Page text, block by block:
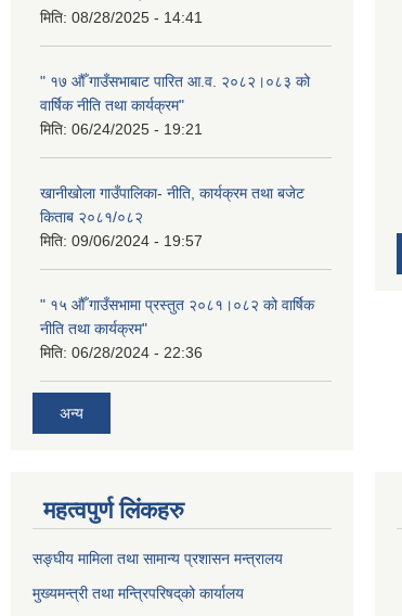
मिति: 08/28/2025 - 14:41
" १७ औँ गाउँसभाबाट पारित आ.व. २०८२।०८३ को
वार्षिक नीति तथा कार्यक्रम"
मिति: 06/24/2025 - 19:21
खानीखोला गाउँपालिका- नीति, कार्यक्रम तथा बजेट
किताब २०८१/०८२
मिति: 09/06/2024 - 19:57
" १५ औँ गाउँसभामा प्रस्तुत २०८१।०८२ को वार्षिक
नीति तथा कार्यक्रम"
मिति: 06/28/2024 - 22:36
अन्य
महत्वपुर्ण लिंकहरु
सङ्घीय मामिला तथा सामान्य प्रशासन मन्त्रालय
मुख्यमन्त्री तथा मन्त्रिपरिषद्‌को कार्यालय